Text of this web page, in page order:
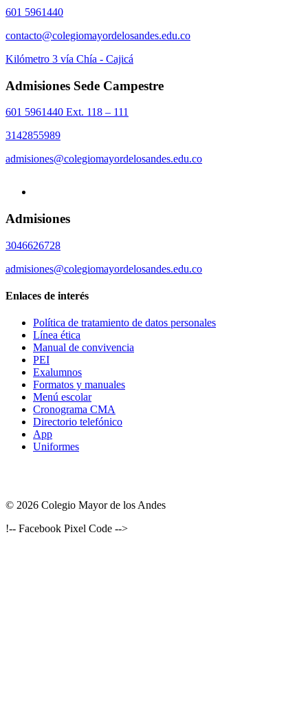
601 5961440
contacto@colegiomayordelosandes.edu.co
Kilómetro 3 vía Chía - Cajicá
Admisiones Sede Campestre
601 5961440 Ext. 118 – 111
3142855989
admisiones@colegiomayordelosandes.edu.co
Admisiones
3046626728
admisiones@colegiomayordelosandes.edu.co
Enlaces de interés
Política de tratamiento de datos personales
Línea ética
Manual de convivencia
PEI
Exalumnos
Formatos y manuales
Menú escolar
Cronograma CMA
Directorio telefónico
App
Uniformes
© 2026 Colegio Mayor de los Andes
!-- Facebook Pixel Code -->